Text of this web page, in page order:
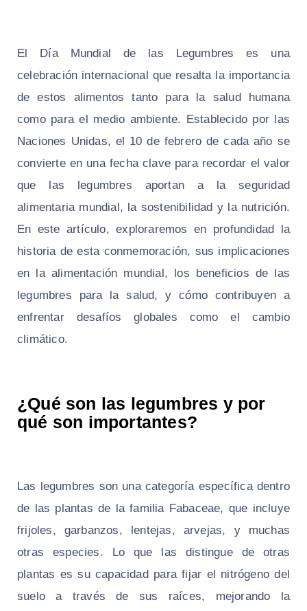
El Día Mundial de las Legumbres es una
celebración internacional que resalta la importancia
de estos alimentos tanto para la salud humana
como para el medio ambiente. Establecido por las
Naciones Unidas, el 10 de febrero de cada año se
convierte en una fecha clave para recordar el valor
que las legumbres aportan a la seguridad
alimentaria mundial, la sostenibilidad y la nutrición.
En este artículo, exploraremos en profundidad la
historia de esta conmemoración, sus implicaciones
en la alimentación mundial, los beneficios de las
legumbres para la salud, y cómo contribuyen a
enfrentar desafíos globales como el cambio
climático.
¿Qué son las legumbres y por
qué son importantes?
Las legumbres son una categoría específica dentro
de las plantas de la familia Fabaceae, que incluye
frijoles, garbanzos, lentejas, arvejas, y muchas
otras especies. Lo que las distingue de otras
plantas es su capacidad para fijar el nitrógeno del
suelo a través de sus raíces, mejorando la